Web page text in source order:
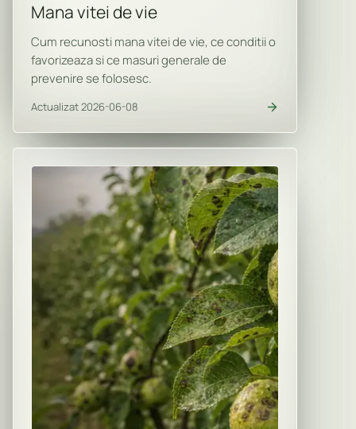
Mana vitei de vie
Cum recunosti mana vitei de vie, ce conditii o
favorizeaza si ce masuri generale de
prevenire se folosesc.
Actualizat 2026-06-08